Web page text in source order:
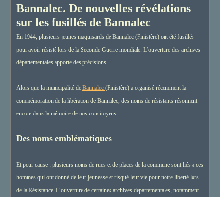
Bannalec. De nouvelles révélations
sur les fusillés de Bannalec
En 1944, plusieurs jeunes maquisards de Bannalec (Finistère) ont été fusillés
pour avoir résisté lors de la Seconde Guerre mondiale. L’ouverture des archives
départementales apporte des précisions.
Alors que la municipalité de Bannalec (Finistère) a organisé récemment la
commémoration de la libération de Bannalec, des noms de résistants résonnent
encore dans la mémoire de nos concitoyens.
Des noms emblématiques
Et pour cause : plusieurs noms de rues et de places de la commune sont liés à ces
hommes qui ont donné de leur jeunesse et risqué leur vie pour notre liberté lors
de la Résistance. L’ouverture de certaines archives départementales, notamment